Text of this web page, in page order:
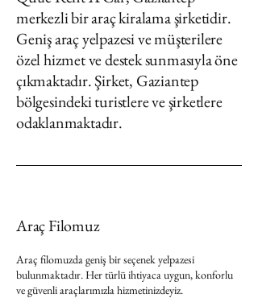
merkezli bir araç kiralama şirketidir.
Geniş araç yelpazesi ve müşterilere
özel hizmet ve destek sunmasıyla öne
çıkmaktadır. Şirket, Gaziantep
bölgesindeki turistlere ve şirketlere
odaklanmaktadır.
Araç Filomuz
Araç filomuzda geniş bir seçenek yelpazesi
bulunmaktadır. Her türlü ihtiyaca uygun, konforlu
ve güvenli araçlarımızla hizmetinizdeyiz.